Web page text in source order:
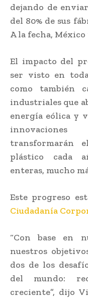
dejando de
del 80% de sus
A la fecha,
El impacto del
ser visto en
como también
industriales que
energía eólica y
transformarán
plástico cada
enteras, mucho
Este progreso
Ciudadanía
“Con base en
nuestros
dos de los
del mundo:
creciente”, dijo